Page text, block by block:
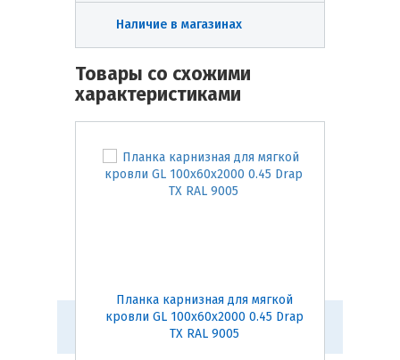
Наличие в магазинах
Товары со схожими
характеристиками
Планка карнизная для мягкой
кровли GL 100х60х2000 0.45 Drap
TX RAL 9005